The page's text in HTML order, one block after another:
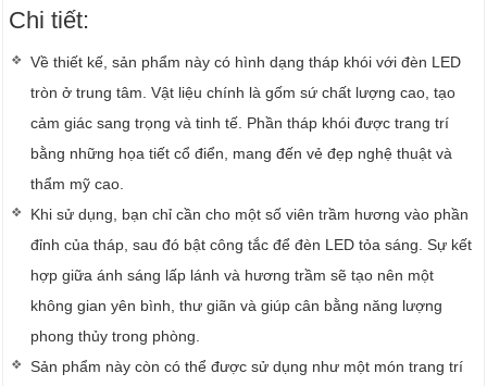
Chi tiết:
Về thiết kế, sản phẩm này có hình dạng tháp khói với đèn LED
tròn ở trung tâm. Vật liệu chính là gốm sứ chất lượng cao, tạo
cảm giác sang trọng và tinh tế. Phần tháp khói được trang trí
bằng những họa tiết cổ điển, mang đến vẻ đẹp nghệ thuật và
thẩm mỹ cao.
Khi sử dụng, bạn chỉ cần cho một số viên trầm hương vào phần
đỉnh của tháp, sau đó bật công tắc để đèn LED tỏa sáng. Sự kết
hợp giữa ánh sáng lấp lánh và hương trầm sẽ tạo nên một
không gian yên bình, thư giãn và giúp cân bằng năng lượng
phong thủy trong phòng.
Sản phẩm này còn có thể được sử dụng như một món trang trí